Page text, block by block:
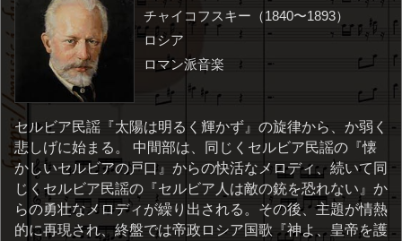
チャイコフスキー（1840〜1893）
ロシア
ロマン派音楽
セルビア民謡『太陽は明るく輝かず』の旋律から、か弱く
悲しげに始まる。 中間部は、同じくセルビア民謡の『懐
かしいセルビアの戸口』からの快活なメロディ、続いて同
じくセルビア民謡の『セルビア人は敵の銃を恐れない』か
らの勇壮なメロディが繰り出される。その後、主題が情熱
的に再現され、終盤では帝政ロシア国歌『神よ、皇帝を護